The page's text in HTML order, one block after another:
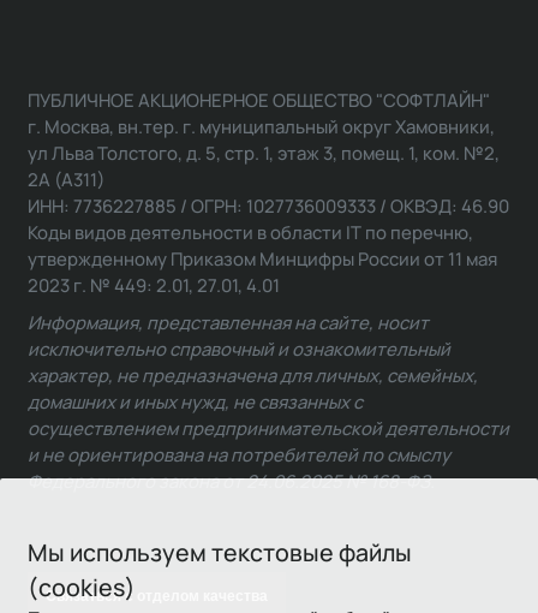
Мы используем текстовые файлы
(cookies)
Связаться с отделом качества
ПУБЛИЧНОЕ АКЦИОНЕРНОЕ ОБЩЕСТВО "СОФТЛАЙН"
г. Москва, вн.тер. г. муниципальный округ Хамовники,
ул Льва Толстого, д. 5, стр. 1, этаж 3, помещ. 1, ком. №2,
2А (А311)
ИНН: 7736227885 / ОГРН: 1027736009333 / ОКВЭД: 46.90
Коды видов деятельности в области IT по перечню,
утвержденному Приказом Минцифры России от 11 мая
2023 г. № 449: 2.01, 27.01, 4.01
Информация, представленная на сайте, носит
исключительно справочный и ознакомительный
характер, не предназначена для личных, семейных,
домашних и иных нужд, не связанных с
осуществлением предпринимательской деятельности
и не ориентирована на потребителей по смыслу
Федерального закона от 24.06.2025 № 168-ФЗ.